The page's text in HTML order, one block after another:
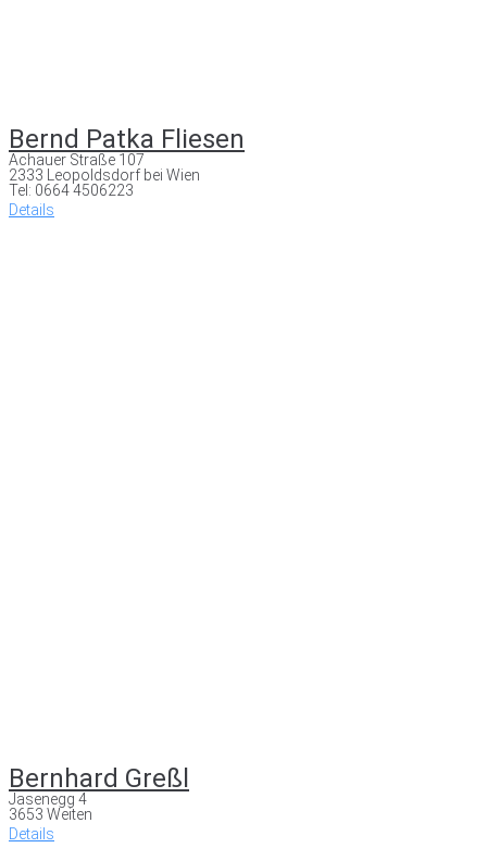
Bernd Patka Fliesen
Achauer Straße 107
2333 Leopoldsdorf bei Wien
Tel: 0664 4506223
Details
Bernhard Greßl
Jasenegg 4
3653 Weiten
Details